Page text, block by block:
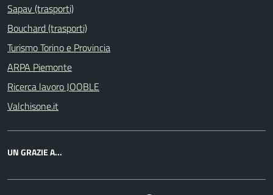
Sapav (trasporti)
Bouchard (trasporti)
Turismo Torino e Provincia
ARPA Piemonte
Ricerca lavoro JOOBLE
Valchisone.it
UN GRAZIE A...